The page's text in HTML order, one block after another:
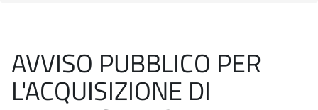
AVVISO PUBBLICO PER
L'ACQUISIZIONE DI